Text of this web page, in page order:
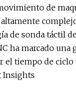
de
de sonda táctil
ha marcado
el tiempo de
Insights